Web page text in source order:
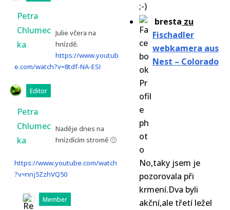
;-)
bresta zu
Fischadler
webkamera aus
Nest – Colorado
No,taky jsem je
pozorovala při
krmení.Dva byli
akční,ale třetí ležel
Petra
Chlumec
ka
Julie včera na
hnízdě.
https://www.youtub
e.com/watch?v=8tdf-NA-ESI
Editor
Petra
Chlumec
ka
Naděje dnes na
hnízdícím stromě 🙂
https://www.youtube.com/watch
?v=nnj5ZzhVQ50
Member